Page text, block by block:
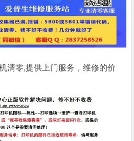
清零,提供上门服务，维修的价